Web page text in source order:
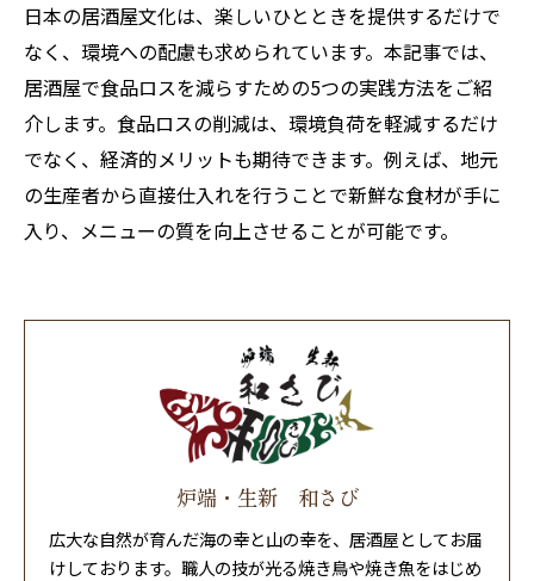
日本の居酒屋文化は、楽しいひとときを提供するだけで
なく、環境への配慮も求められています。本記事では、
居酒屋で食品ロスを減らすための5つの実践方法をご紹
介します。食品ロスの削減は、環境負荷を軽減するだけ
でなく、経済的メリットも期待できます。例えば、地元
の生産者から直接仕入れを行うことで新鮮な食材が手に
入り、メニューの質を向上させることが可能です。
炉端・生新 和さび
広大な自然が育んだ海の幸と山の幸を、居酒屋としてお届
けしております。職人の技が光る焼き鳥や焼き魚をはじめ